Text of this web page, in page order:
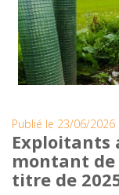
Publié le 23/06/2026
Exploitants
montant de
titre de